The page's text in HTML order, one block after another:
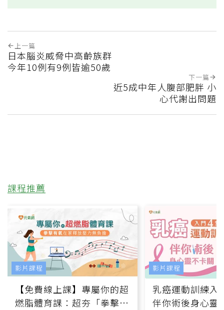
上一篇
日本腦炎威脅中高齡族群
今年10例有9例皆逾50歲
下一篇
近5成中年人腹部肥胖 小
心代謝出問題
課程推薦
【免費線上課】專屬你的超
燃脂體育課：超夯「拳擊有
影片課程
乳癌運動訓練入
伴你術後身心靈
影片課程